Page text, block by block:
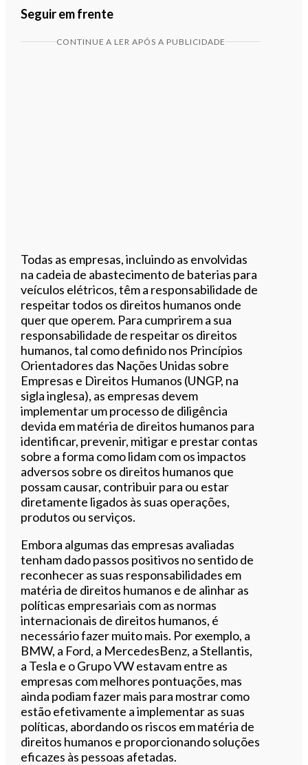
Seguir em frente
CONTINUE A LER APÓS A PUBLICIDADE
Todas as empresas, incluindo as envolvidas
na cadeia de abastecimento de baterias para
veículos elétricos, têm a responsabilidade de
respeitar todos os direitos humanos onde
quer que operem. Para cumprirem a sua
responsabilidade de respeitar os direitos
humanos, tal como definido nos Princípios
Orientadores das Nações Unidas sobre
Empresas e Direitos Humanos (UNGP, na
sigla inglesa), as empresas devem
implementar um processo de diligência
devida em matéria de direitos humanos para
identificar, prevenir, mitigar e prestar contas
sobre a forma como lidam com os impactos
adversos sobre os direitos humanos que
possam causar, contribuir para ou estar
diretamente ligados às suas operações,
produtos ou serviços.
Embora algumas das empresas avaliadas
tenham dado passos positivos no sentido de
reconhecer as suas responsabilidades em
matéria de direitos humanos e de alinhar as
políticas empresariais com as normas
internacionais de direitos humanos, é
necessário fazer muito mais. Por exemplo, a
BMW, a Ford, a MercedesBenz, a Stellantis,
a Tesla e o Grupo VW estavam entre as
empresas com melhores pontuações, mas
ainda podiam fazer mais para mostrar como
estão efetivamente a implementar as suas
políticas, abordando os riscos em matéria de
direitos humanos e proporcionando soluções
eficazes às pessoas afetadas.